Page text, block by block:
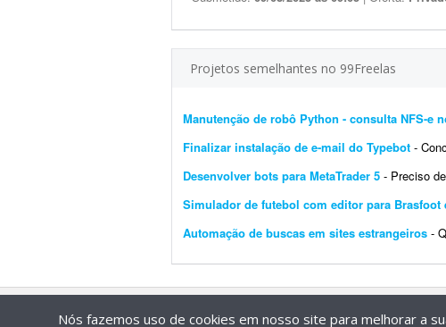
Projetos semelhantes no 99Freelas
Manutenção de robô Python - consulta NFS-e
Finalizar instalação de e-mail do Typebot -
Desenvolver bots para MetaTrader 5 - Preciso de um
Simulador de futebol com editor para Brasfoot
Automação de buscas em sites estrangeiros -
Nós fazemos uso de cookies em nosso site para melhorar a